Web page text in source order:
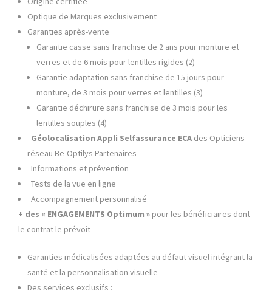
Optique de Marques exclusivement
Garanties après-vente
Garantie casse sans franchise de 2 ans pour monture et
verres et de 6 mois pour lentilles rigides (2)
Garantie adaptation sans franchise de 15 jours pour
monture, de 3 mois pour verres et lentilles (3)
Garantie déchirure sans franchise de 3 mois pour les
lentilles souples (4)
Géolocalisation Appli Selfassurance ECA des Opticiens
réseau Be-Optilys Partenaires
Informations et prévention
Tests de la vue en ligne
Accompagnement personnalisé
+ des « ENGAGEMENTS Optimum » pour les bénéficiaires dont
le contrat le prévoit
Garanties médicalisées adaptées au défaut visuel intégrant la
santé et la personnalisation visuelle
Des services exclusifs :